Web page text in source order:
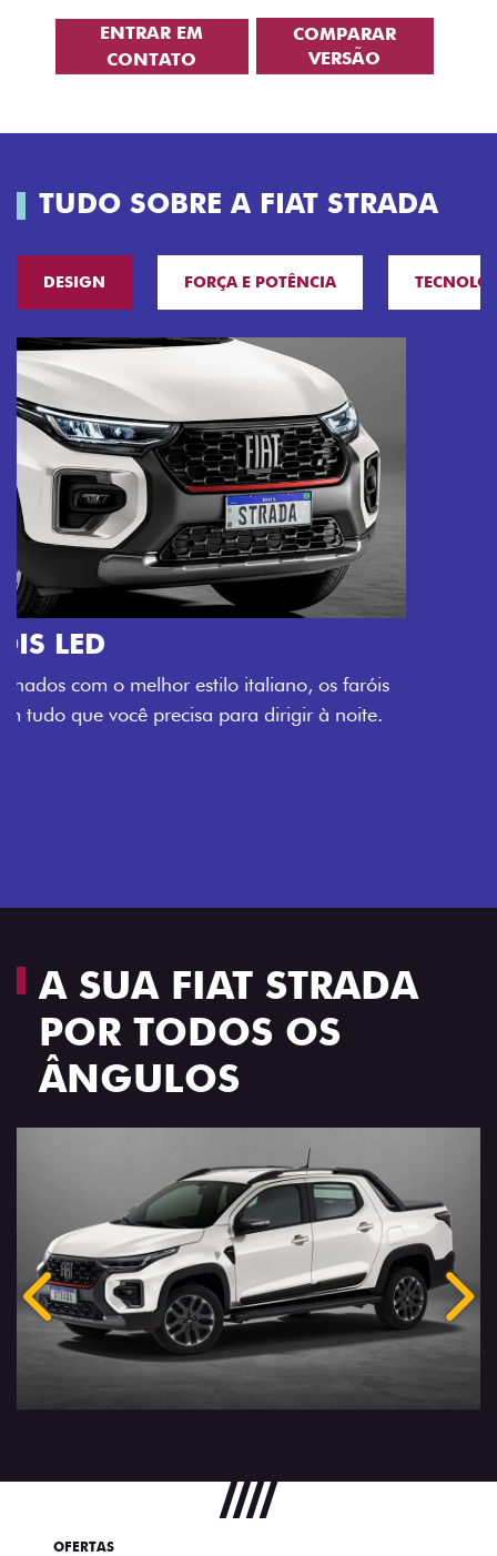
ENTRAR EM
CONTATO
COMPARAR
VERSÃO
TUDO SOBRE A FIAT STRADA
DESIGN FORÇA E POTÊNCIA
O VERDADEIRO 5 LUGARES E 4
PORTAS
Todo mundo pode viajar confortável na Fiat Strada,
A SUA FIAT STRADA
POR TODOS OS
ÂNGULOS
Anterior
OFERTAS